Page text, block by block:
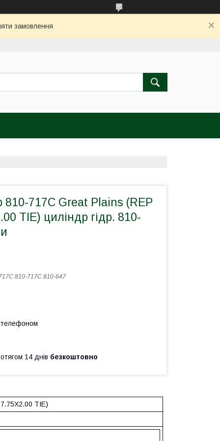
замовлення
810-717C Great Plains (REP
TIE) циліндр гідр. 810-
810-717С 810-647
телефоном
14 днів безкоштовно
TIE)